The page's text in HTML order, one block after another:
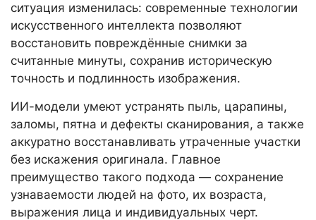
ситуация изменилась: современные технологии
искусственного интеллекта позволяют
восстановить повреждённые снимки за
считанные минуты, сохранив историческую
точность и подлинность изображения.
ИИ-модели умеют устранять пыль, царапины,
заломы, пятна и дефекты сканирования, а также
аккуратно восстанавливать утраченные участки
без искажения оригинала. Главное
преимущество такого подхода — сохранение
узнаваемости людей на фото, их возраста,
выражения лица и индивидуальных черт.